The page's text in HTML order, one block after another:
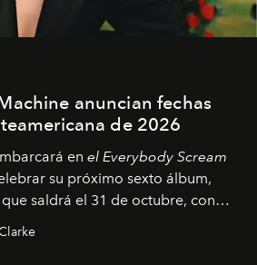
anuncian fechas
de 2026
en el Everybody Scream
su próximo sexto álbum,
que saldrá el 31 de octubre, con
a partir de abril del próximo